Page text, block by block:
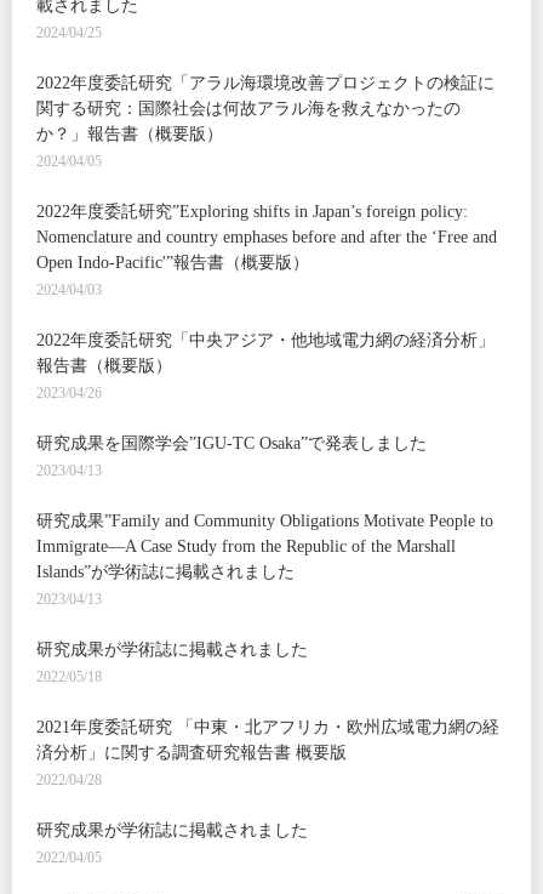
載されました
2024/04/25
2022年度委託研究「アラル海環境改善プロジェクトの検証に
関する研究：国際社会は何故アラル海を救えなかったの
か？」報告書（概要版）
2024/04/05
2022年度委託研究”Exploring shifts in Japan’s foreign policy:
Nomenclature and country emphases before and after the ‘Free and
Open Indo-Pacific'”報告書（概要版）
2024/04/03
2022年度委託研究「中央アジア・他地域電力網の経済分析」
報告書（概要版）
2023/04/26
研究成果を国際学会”IGU-TC Osaka”で発表しました
2023/04/13
研究成果”Family and Community Obligations Motivate People to
Immigrate—A Case Study from the Republic of the Marshall
Islands”が学術誌に掲載されました
2023/04/13
研究成果が学術誌に掲載されました
2022/05/18
2021年度委託研究 「中東・北アフリカ・欧州広域電力網の経
済分析」に関する調査研究報告書 概要版
2022/04/28
研究成果が学術誌に掲載されました
2022/04/05